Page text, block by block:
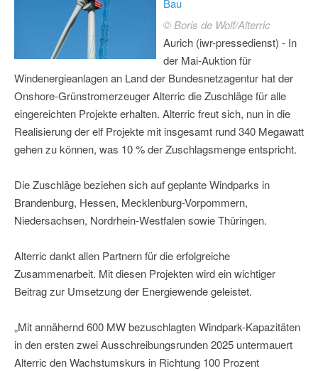
Bau
© Boris de Wolf/Alterric
Aurich (iwr-pressedienst) - In
der Mai-Auktion für
Windenergieanlagen an Land der Bundesnetzagentur hat der
Onshore-Grünstromerzeuger Alterric die Zuschläge für alle
eingereichten Projekte erhalten. Alterric freut sich, nun in die
Realisierung der elf Projekte mit insgesamt rund 340 Megawatt
gehen zu können, was 10 % der Zuschlagsmenge entspricht.
Die Zuschläge beziehen sich auf geplante Windparks in
Brandenburg, Hessen, Mecklenburg-Vorpommern,
Niedersachsen, Nordrhein-Westfalen sowie Thüringen.
Alterric dankt allen Partnern für die erfolgreiche
Zusammenarbeit. Mit diesen Projekten wird ein wichtiger
Beitrag zur Umsetzung der Energiewende geleistet.
„Mit annähernd 600 MW bezuschlagten Windpark-Kapazitäten
in den ersten zwei Ausschreibungsrunden 2025 untermauert
Alterric den Wachstumskurs in Richtung 100 Prozent